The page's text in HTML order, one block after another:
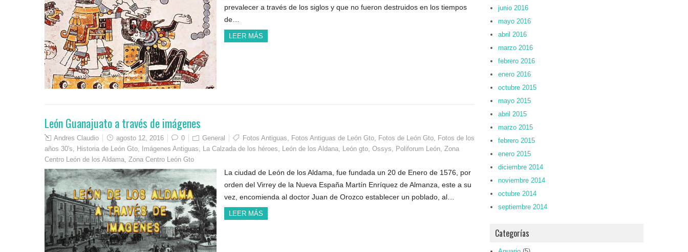
prevalecer a través de los siglos y que no fueron destruidos en los tiempos
de…
LEER MÁS
León Guanajuato a través de imágenes
Andres Claudio agosto 12, 2016 0 General Fotos Antiguas, Fotos Antiguas de León Gto, Fotos de León Gto, Fotos de los
años 30's, Historia de León Gto, Imágenes Antiguas, La Calzada de los héroes, León de los Aldana, León gto, Ossys, Poliforum León, Zona
Centro León de los Aldama, Zona Centro León Gto
La ciudad de León de los Aldama, fue fundada un 20 de Enero de 1576, por
orden del Virrey de la Nueva España Martín Enríquez de Almanza, este a su
vez, encomienda al doctor Juan de Orozco establecer un poblado, al…
LEER MÁS
junio 2016
mayo 2016
abril 2016
marzo 2016
febrero 2016
enero 2016
octubre 2015
mayo 2015
abril 2015
marzo 2015
febrero 2015
enero 2015
diciembre 2014
noviembre 2014
octubre 2014
septiembre 2014
Categorías